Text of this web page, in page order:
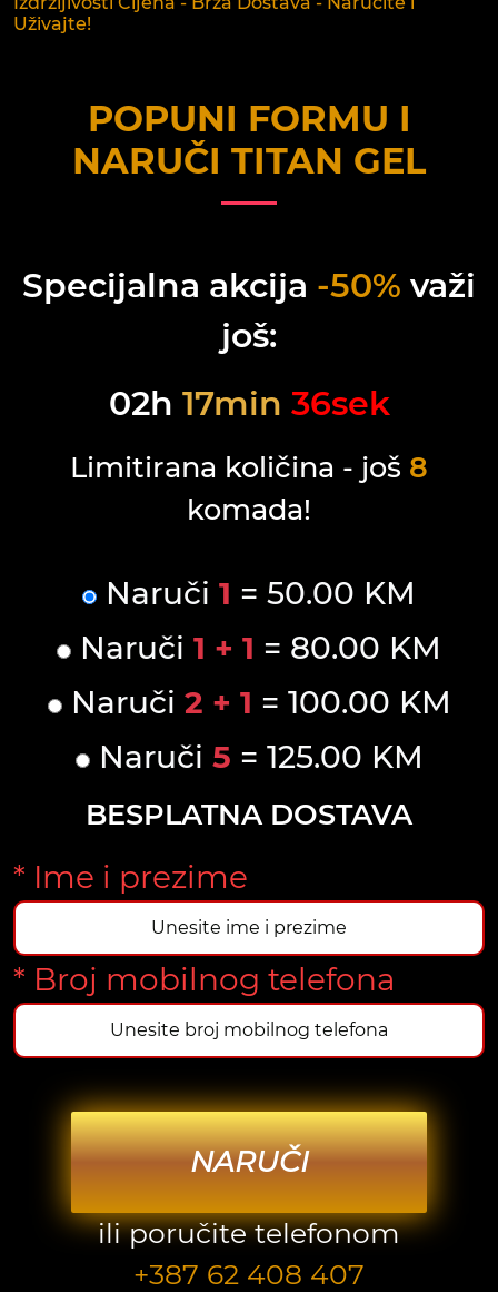
Uživajte!
POPUNI FORMU I
NARUČI TITAN GEL
Specijalna akcija -50% važi
još:
02h 17min 36sek
Limitirana količina - još 8
komada!
Naruči 1 = 50.00 KM
Naruči 1 + 1 = 80.00 KM
Naruči 2 + 1 = 100.00 KM
Naruči 5 = 125.00 KM
BESPLATNA DOSTAVA
* Ime i prezime
* Broj mobilnog telefona
NARUČI
ili poručite telefonom
+387 62 408 407